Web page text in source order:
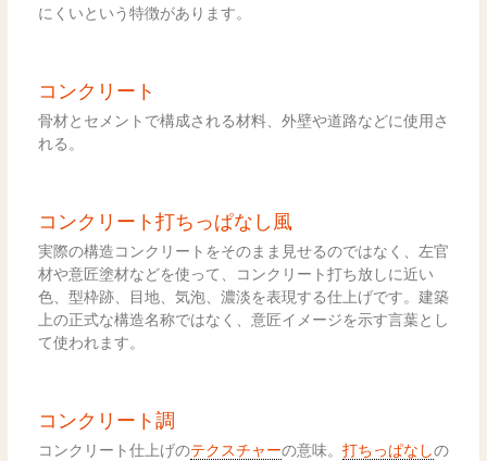
にくいという特徴があります。
コンクリート
骨材とセメントで構成される材料、外壁や道路などに使用さ
れる。
コンクリート打ちっぱなし風
実際の構造コンクリートをそのまま見せるのではなく、左官
材や意匠塗材などを使って、コンクリート打ち放しに近い
色、型枠跡、目地、気泡、濃淡を表現する仕上げです。建築
上の正式な構造名称ではなく、意匠イメージを示す言葉とし
て使われます。
コンクリート調
コンクリート仕上げのテクスチャーの意味。 打ちっぱなしの